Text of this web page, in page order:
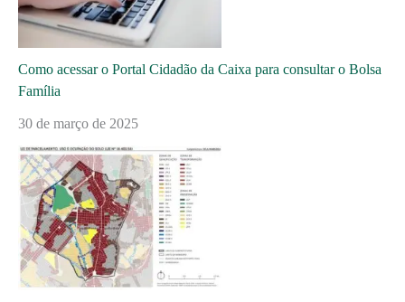
Como acessar o Portal Cidadão da Caixa para consultar o Bolsa
Família
30 de março de 2025